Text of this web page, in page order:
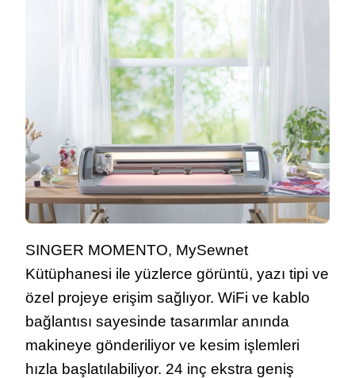
SINGER MOMENTO, MySewnet
Kütüphanesi ile yüzlerce görüntü, yazı tipi ve
özel projeye erişim sağlıyor. WiFi ve kablo
bağlantısı sayesinde tasarımlar anında
makineye gönderiliyor ve kesim işlemleri
hızla başlatılabiliyor. 24 inç ekstra geniş